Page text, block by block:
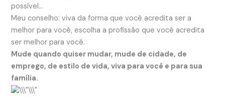
possível…
Meu conselho: viva da forma que você acredita ser a
melhor para você, escolha a profissão que você acredita
ser melhor para você.
Mude quando quiser mudar, mude de cidade, de
emprego, de estilo de vida, viva para você e para sua
família.